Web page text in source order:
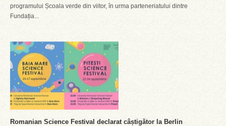
programului Școala verde din viitor, în urma parteneriatului dintre
Fundația...
Romanian Science Festival declarat câștigător la Berlin